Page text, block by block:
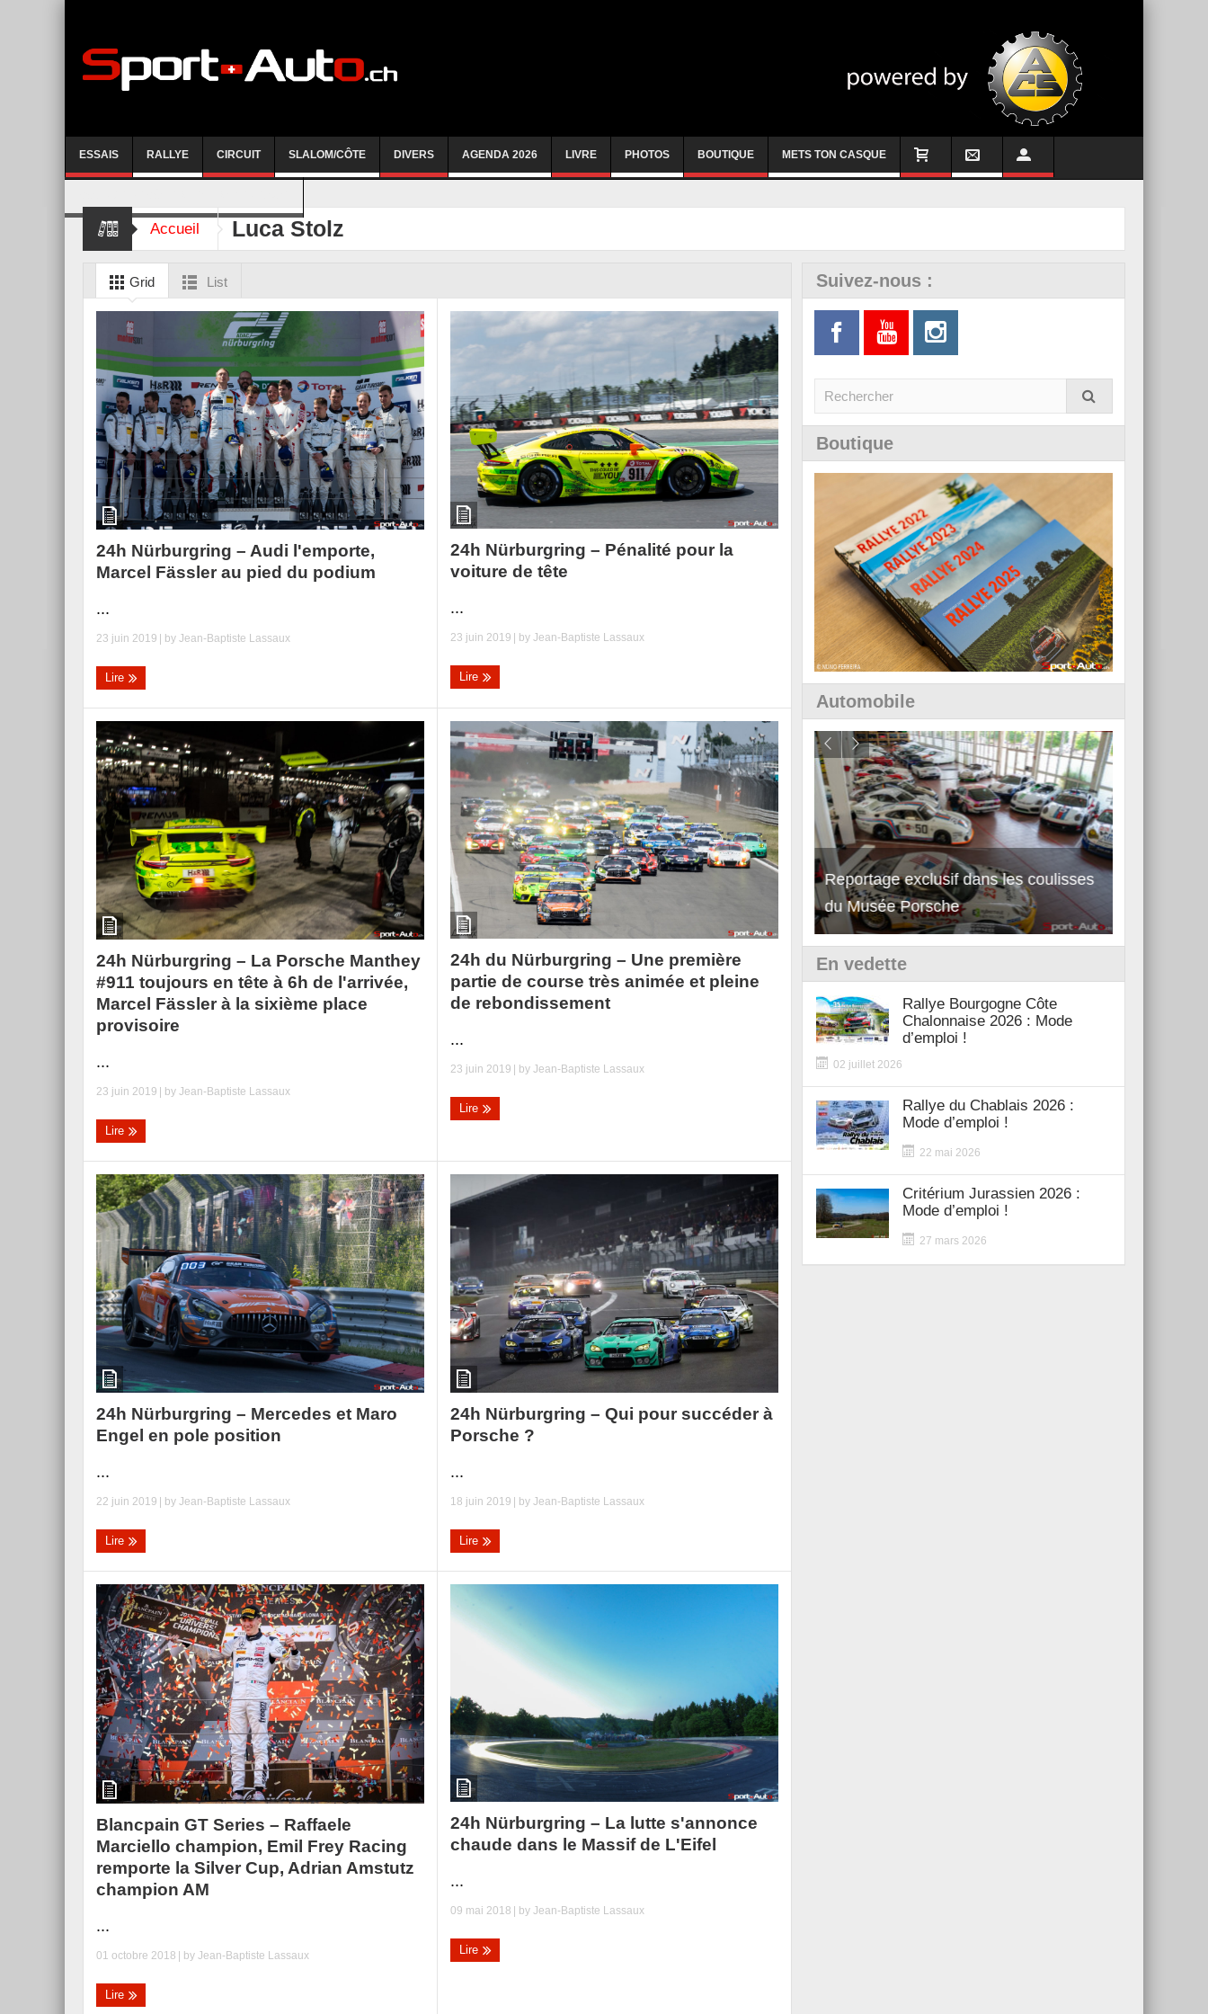
ESSAIS RALLYE CIRCUIT SLALOM/CÔTE DIVERS AGENDA 2026 LIVRE PHOTOS BOUTIQUE METS TON CASQUE
Accueil Luca Stolz
Grid List
24h Nürburgring – Audi l'emporte,
Marcel Fässler au pied du podium
...
23 juin 2019 | by Jean-Baptiste Lassaux
Lire
24h Nürburgring – Pénalité pour la
voiture de tête
...
23 juin 2019 | byJean-Baptiste Lassaux
Lire
24h Nürburgring – La Porsche Manthey
#911 toujours en tête à 6h de l'arrivée,
Marcel Fässler à la sixième place
provisoire
...
23 juin 2019 | by Jean-Baptiste Lassaux
Lire
24h du Nürburgring – Une première
partie de course très animée et pleine
de rebondissement
...
23 juin 2019 | byJean-Baptiste Lassaux
Lire
24h Nürburgring – Mercedes et Maro
Engel en pole position
...
22 juin 2019 | by Jean-Baptiste Lassaux
Lire
24h Nürburgring – Qui pour succéder à
Porsche ?
...
18 juin 2019 | byJean-Baptiste Lassaux
Lire
Blancpain GT Series – Raffaele
Marciello champion, Emil Frey Racing
remporte la Silver Cup, Adrian Amstutz
champion AM
...
01 octobre 2018 | by Jean-Baptiste Lassaux
Lire
24h Nürburgring – La lutte s'annonce
chaude dans le Massif de L'Eifel
...
09 mai 2018 | byJean-Baptiste Lassaux
Lire
Suivez-nous :
Boutique
Automobile
Essai – Morgan Supersport
Reportage exclusif dans les coulisses
du Musée Porsche
Découverte de la nouvelle Ferrari
12Cilindri Manuale
En vedette
Rallye Bourgogne Côte
Chalonnaise 2026 : Mode
d’emploi !
02 juillet 2026
Rallye du Chablais 2026 :
Mode d’emploi !
22 mai 2026
Critérium Jurassien 2026 :
Mode d’emploi !
27 mars 2026